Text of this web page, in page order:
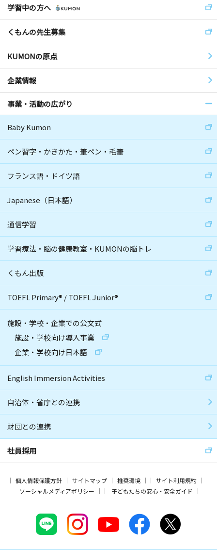
学習中の方へ
くもんの先生募集
KUMONの原点
企業情報
事業・活動の広がり
Baby Kumon
ペン習字・かきかた・筆ペン・毛筆
フランス語・ドイツ語
Japanese（日本語）
通信学習
学習療法・脳の健康教室・KUMONの脳トレ
くもん出版
TOEFL Primary® /TOEFL Junior®
施設・学校・企業での公文式
施設・学校向け導入事業
企業・学校向け日本語
English Immersion Activities
自治体・省庁との連携
財団との連携
社員採用
個人情報保護方針 サイトマップ 推奨環境
サイト利用規約
ソーシャルメディアポリシー
子どもたちの安心・安全ガイド